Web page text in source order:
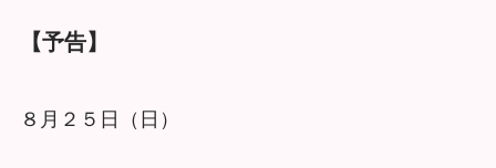
【予告】
８月２５日（日）